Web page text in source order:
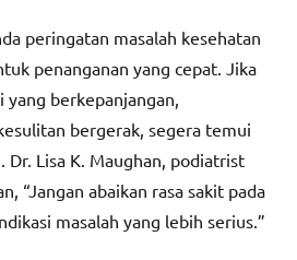
peringatan masalah kesehatan
penanganan yang cepat. Jika
berkepanjangan,
bergerak, segera temui
Dr. Lisa K. Maughan, podiatrist
“Jangan abaikan rasa sakit pada
masalah yang lebih serius.”